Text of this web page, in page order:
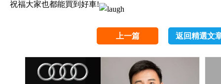
祝福大家也都能買到好車!
上一篇 返回精選文